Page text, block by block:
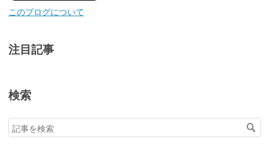
このブログについて
注目記事
検索